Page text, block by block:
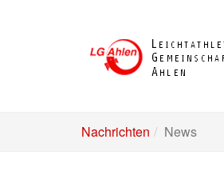
Nachrichten News